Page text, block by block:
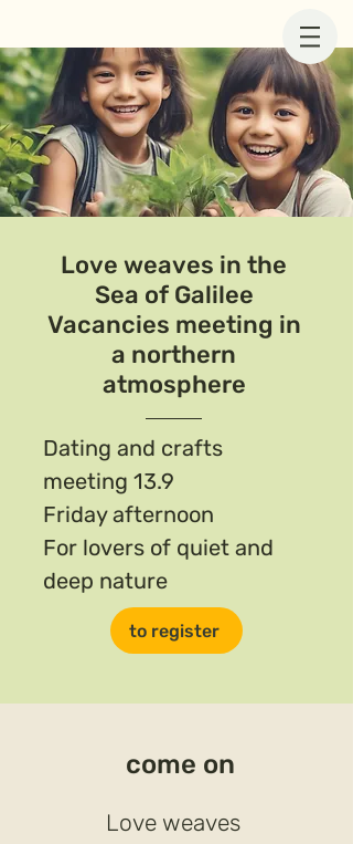
making contact
making contact
Love weaves in the
Sea of Galilee
Vacancies meeting in
a northern
atmosphere
Dating and crafts
meeting 13.9
Friday afternoon
For lovers of quiet and
deep nature
to register
come on
Love weaves